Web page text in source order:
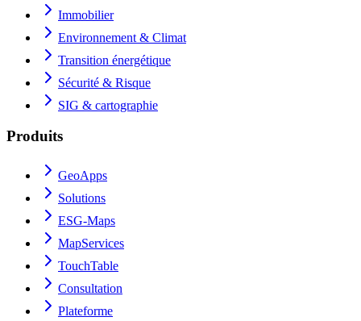
Immobilier
Environnement & Climat
Transition énergétique
Sécurité & Risque
SIG & cartographie
Produits
GeoApps
Solutions
ESG-Maps
MapServices
TouchTable
Consultation
Plateforme